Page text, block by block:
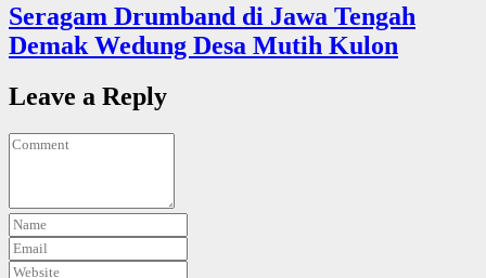
Seragam Drumband di Jawa Tengah
Demak Wedung Desa Mutih Kulon
Leave a Reply